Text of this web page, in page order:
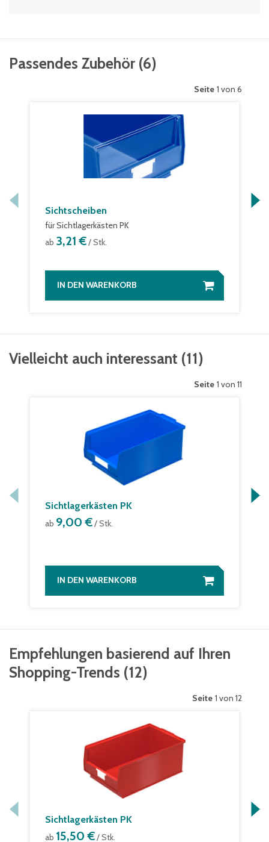
Passendes Zubehör (6)
Seite 1 von 6
Sichtscheiben
für Sichtlagerkästen PK
ab 3,21 €/ Stk.
IN DEN WARENKORB
Vielleicht auch interessant (11)
Seite 1 von 11
Sichtlagerkästen PK
ab 9,00 €/ Stk.
IN DEN WARENKORB
Empfehlungen basierend auf Ihren
Shopping-Trends (12)
Seite 1 von 12
Sichtlagerkästen PK
ab 15,50 €/ Stk.